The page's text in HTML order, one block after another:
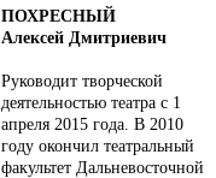
ПОХРЕСНЫЙ
Алексей Дмитриевич
Руководит творческой
деятельностью театра с 1
апреля 2015 года. В 2010
году окончил театральный
факультет Дальневосточной